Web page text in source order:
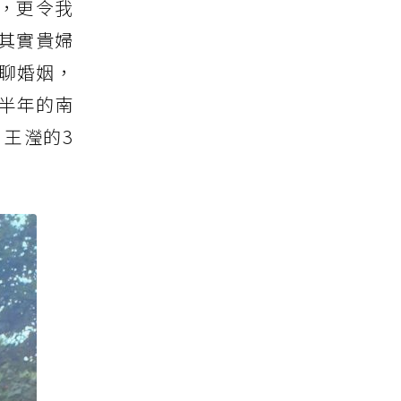
更令我
實貴婦
婚姻，
年的南
瀅的3